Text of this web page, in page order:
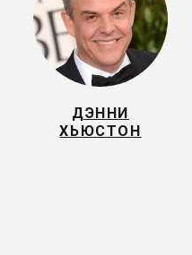
ДЭННИ
ХЬЮСТОН